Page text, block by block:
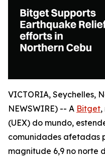
VICTORIA, Seychelles,
NEWSWIRE) -- A Bitget,
(UEX) do mundo,
comunidades afetadas
magnitude 6,9 no norte